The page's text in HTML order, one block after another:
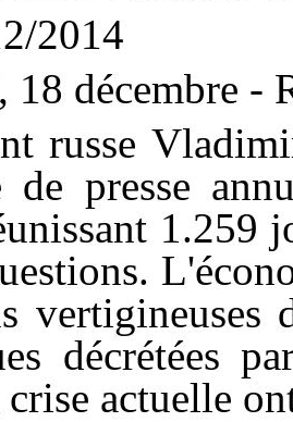
2014
18 décembre -
russe
de presse
1.259
vertigineuses
décrétées
actuelle